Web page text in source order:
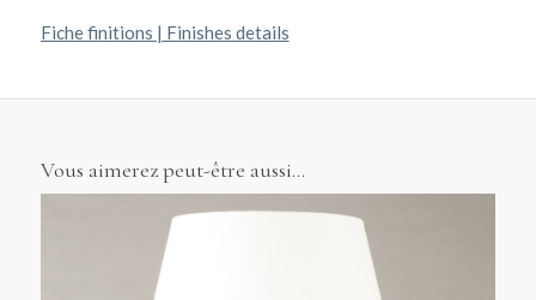
Fiche finitions | Finishes details
Vous aimerez peut-être aussi…